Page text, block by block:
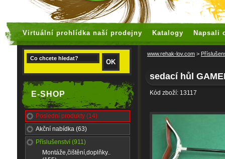
Virtuální prohlídka naší prodejny Katalogy Napsali
E-SHOP
Poslední produkty (14)
Akční nabídka (63)
Příslušenství (911)
Montáže,čištění,doplňky..
www.rehak-lov.com >
sedací hůl
Kód zboží: 13117